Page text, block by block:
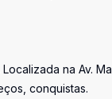
na Av.
conquistas.